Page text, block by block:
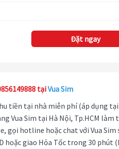
Đặt ngay
tạiVua Sim
tiền tại nhà miễn phí (áp dụng tại
Vua Sim tại Hà Nội, Tp.HCM
gọi hotline hoặc chat với Vua
hoặc giao Hỏa Tốc trong 30